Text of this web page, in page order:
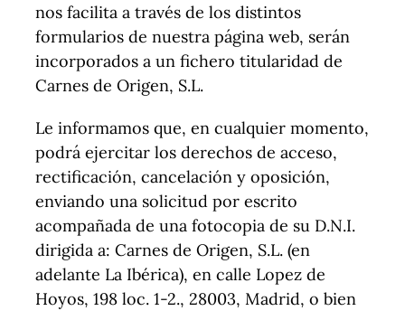
nos facilita a través de los distintos
formularios de nuestra página web, serán
incorporados a un fichero titularidad de
Carnes de Origen, S.L.
Le informamos que, en cualquier momento,
podrá ejercitar los derechos de acceso,
rectificación, cancelación y oposición,
enviando una solicitud por escrito
acompañada de una fotocopia de su D.N.I.
dirigida a: Carnes de Origen, S.L. (en
adelante La Ibérica), en calle Lopez de
Hoyos, 198 loc. 1-2., 28003, Madrid, o bien